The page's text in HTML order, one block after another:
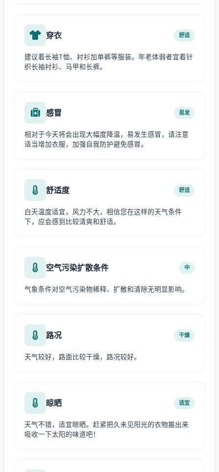
穿衣 舒适
建议着长袖T恤、衬衫加单裤等服装。年老体弱者宜着针
织长袖衬衫、马甲和长裤。
感冒 易发
相对于今天将会出现大幅度降温，易发生感冒，请注意
适当增加衣服，加强自我防护避免感冒。
舒适度 舒适
白天温度适宜，风力不大，相信您在这样的天气条件
下，应会感到比较清爽和舒适。
空气污染扩散条件 中
气象条件对空气污染物稀释、扩散和清除无明显影响。
路况 干燥
天气较好，路面比较干燥，路况较好。
晾晒 适宜
天气不错，适宜晾晒。赶紧把久未见阳光的衣物搬出来
吸收一下太阳的味道吧！